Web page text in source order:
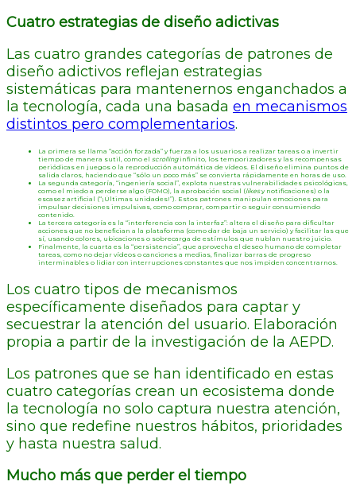
Cuatro estrategias de diseño adictivas
Las cuatro grandes categorías de patrones de
diseño adictivos reflejan estrategias
sistemáticas para mantenernos enganchados a
la tecnología, cada una basada en mecanismos
distintos pero complementarios.
La primera se llama “acción forzada” y fuerza a los usuarios a realizar tareas o a invertir
tiempo de manera sutil, como el scrollinginfinito, los temporizadores y las recompensas
periódicas en juegos o la reproducción automática de vídeos. El diseño elimina puntos de
salida claros, haciendo que “sólo un poco más” se convierta rápidamente en horas de uso.
La segunda categoría, “ingeniería social”, explota nuestras vulnerabilidades psicológicas,
como el miedo a perderse algo (FOMO), la aprobación social (likesy notificaciones) o la
escasez artificial (“¡Últimas unidades!”). Estos patrones manipulan emociones para
impulsar decisiones impulsivas, como comprar, compartir o seguir consumiendo
contenido.
La tercera categoría es la “interferencia con la interfaz”: altera el diseño para dificultar
acciones que no benefician a la plataforma (como dar de baja un servicio) y facilitar las que
sí, usando colores, ubicaciones o sobrecarga de estímulos que nublan nuestro juicio.
Finalmente, la cuarta es la “persistencia”, que aprovecha el deseo humano de completar
tareas, como no dejar vídeos o canciones a medias, finalizar barras de progreso
interminables o lidiar con interrupciones constantes que nos impiden concentrarnos.
Los cuatro tipos de mecanismos
específicamente diseñados para captar y
secuestrar la atención del usuario. Elaboración
propia a partir de la investigación de la AEPD.
Los patrones que se han identificado en estas
cuatro categorías crean un ecosistema donde
la tecnología no solo captura nuestra atención,
sino que redefine nuestros hábitos, prioridades
y hasta nuestra salud.
Mucho más que perder el tiempo